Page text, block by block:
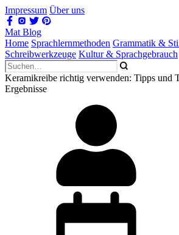
Impressum Über uns
Mat Blog
Home Sprachlernmethoden Grammatik &
Schreibwerkzeuge Kultur & Sprachgebrauch
Keramikreibe richtig verwenden: Tipps und
Ergebnisse